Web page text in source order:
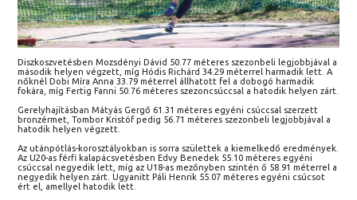
Diszkoszvetésben Mozsdényi Dávid 50.77 méteres szezonbeli legjobbjával a
második helyen végzett, míg Hódis Richárd 34.29 méterrel harmadik lett. A
nőknél Dobi Míra Anna 33.79 méterrel állhatott fel a dobogó harmadik
fokára, míg Fertig Fanni 50.76 méteres szezoncsúccsal a hatodik helyen zárt.
Gerelyhajításban Mátyás Gergő 61.31 méteres egyéni csúccsal szerzett
bronzérmet, Tombor Kristóf pedig 56.71 méteres szezonbeli legjobbjával a
hatodik helyen végzett.
Az utánpótlás-korosztályokban is sorra születtek a kiemelkedő eredmények.
Az U20-as férfi kalapácsvetésben Edvy Benedek 55.10 méteres egyéni
csúccsal negyedik lett, míg az U18-as mezőnyben szintén ő 58.91 méterrel a
negyedik helyen zárt. Ugyanitt Páli Henrik 55.07 méteres egyéni csúcsot
ért el, amellyel hatodik lett.